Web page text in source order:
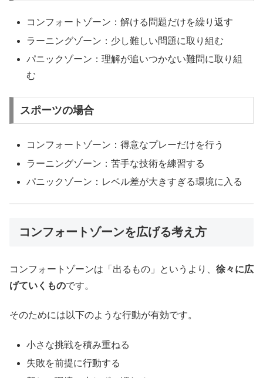
コンフォートゾーン：解ける問題だけを繰り返す
ラーニングゾーン：少し難しい問題に取り組む
パニックゾーン：理解が追いつかない難問に取り組
む
スポーツの場合
コンフォートゾーン：得意なプレーだけを行う
ラーニングゾーン：苦手な技術を練習する
パニックゾーン：レベル差が大きすぎる環境に入る
コンフォートゾーンを広げる考え方
コンフォートゾーンは「出るもの」というより、 徐々に広
げていくものです。
そのためには以下のような行動が有効です。
小さな挑戦を積み重ねる
失敗を前提に行動する